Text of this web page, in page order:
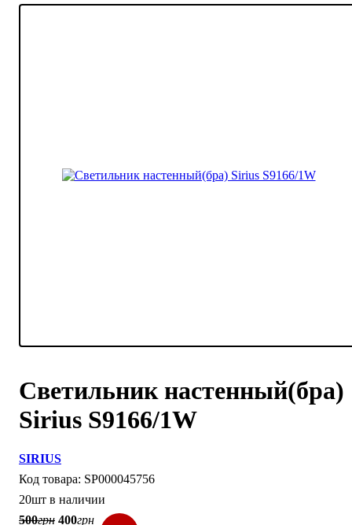
Светильник настенный(бра)
Sirius S9166/1W
SIRIUS
SP000045756
20шт в наличии
500грн 400грн